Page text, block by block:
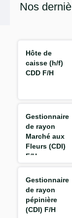
Nos
Hôte de
caisse (h/f)
CDD F/H
Gestionnaire
de rayon
Marché aux
Fleurs (CDI)
F/H
Gestionnaire
de rayon
pépinière
(CDI) F/H